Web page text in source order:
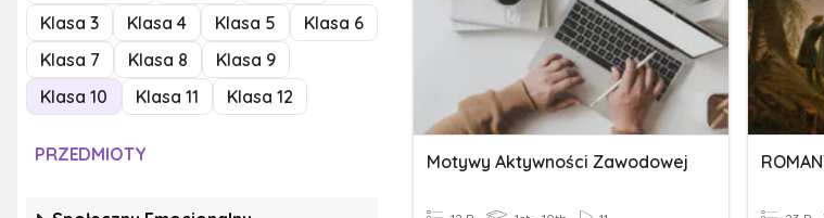
Klasa 3
Klasa 4 Klasa 5
Klasa 6
Klasa 7
Klasa 8
Klasa 9
Klasa 10
Klasa 11 Klasa 12
PRZEDMIOTY Motywy Aktywności Zawodowej